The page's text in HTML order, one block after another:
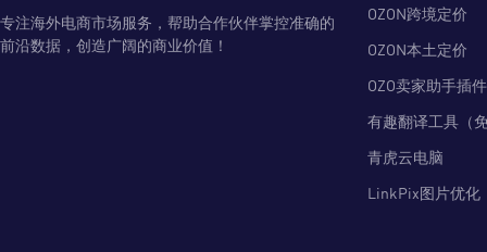
专注海外电商市场服务，帮助合作伙伴掌控准确的
前沿数据，创造广阔的商业价值！
OZON跨境定价
OZON本土定价
OZO卖家助手插件
有趣翻译工具（
青虎云电脑
LinkPix图片优化